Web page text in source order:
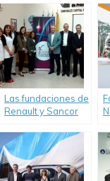
21ª Escuela Rural.
Las fundaciones de
Renault y Sancor
el programa
“Educación
Ambiental” en
colegios rurales